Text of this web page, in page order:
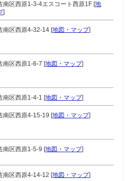
南区西原1-3-4エスコート西原1F [地
]
南区西原4-32-14 [地図・マップ]
南区西原1-6-7 [地図・マップ]
南区西原1-4-1 [地図・マップ]
南区西原4-15-19 [地図・マップ]
南区西原1-5-9 [地図・マップ]
南区西原4-14-12 [地図・マップ]